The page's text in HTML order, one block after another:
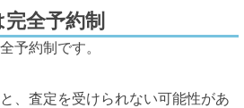
全予約制
予約制です。
、査定を受けられない可能性があ